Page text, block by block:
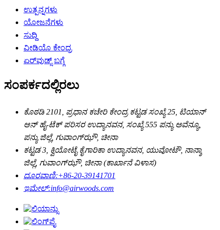
ಉತ್ಪನ್ನಗಳು
ಯೋಜನೆಗಳು
ಸುದ್ದಿ
ವೀಡಿಯೊ ಕೇಂದ್ರ
ಏರ್‌ವುಡ್ಸ್ ಬಗ್ಗೆ
ಸಂಪರ್ಕದಲ್ಲಿರಲು
ಕೊಠಡಿ 2101, ಪ್ರಧಾನ ಕಚೇರಿ ಕೇಂದ್ರ ಕಟ್ಟಡ ಸಂಖ್ಯೆ 25, ಟಿಯಾನ್
ಆನ್ ಹೈ-ಟೆಕ್ ಪರಿಸರ ಉದ್ಯಾನವನ, ಸಂಖ್ಯೆ 555 ಪನ್ಯು ಅವೆನ್ಯೂ,
ಪನ್ಯು ಜಿಲ್ಲೆ, ಗುವಾಂಗ್‌ಝೌ, ಚೀನಾ
ಕಟ್ಟಡ 3, ಕ್ವಿಯೋಟೈ ಕೈಗಾರಿಕಾ ಉದ್ಯಾನವನ, ಯುವೋಟೌ, ನಾನ್ಶಾ
ಜಿಲ್ಲೆ, ಗುವಾಂಗ್‌ಝೌ, ಚೀನಾ (ಕಾರ್ಖಾನೆ ವಿಳಾಸ)
ದೂರವಾಣಿ:+86-20-39141701
ಇಮೇಲ್:info@airwoods.com